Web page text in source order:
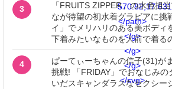
</path>
</g>
</g>
</g>
</svg>
3
「FRUITS ZIPPER」の水色担
なが待望の初水着グラビアに挑
イ」でメリハリのある美ボディ
下着みたいなものを人前で着る
4
ぱーてぃーちゃんの信子(31)が
挑戦! 「FRIDAY」でおなじみ
いだスキャンダラスなセクシー